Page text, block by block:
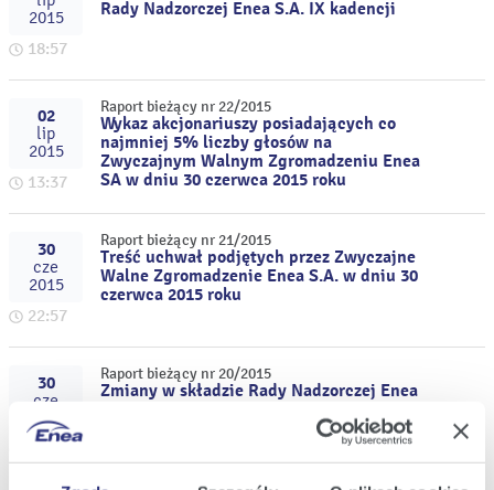
2015
18:57
Rady Nadzorczej Enea S.A. IX kadencji
02
lip
2015
13:37
Raport bieżący nr 22/2015
Wykaz akcjonariuszy posiadających co
najmniej 5% liczby głosów na
Zwyczajnym Walnym Zgromadzeniu Enea
SA w dniu 30 czerwca 2015 roku
30
cze
2015
22:57
Raport bieżący nr 21/2015
Treść uchwał podjętych przez Zwyczajne
Walne Zgromadzenie Enea S.A. w dniu 30
czerwca 2015 roku
30
cze
2015
19:27
Raport bieżący nr 20/2015
Zmiany w składzie Rady Nadzorczej Enea